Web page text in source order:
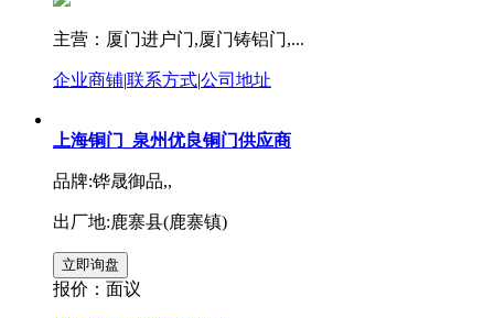
主营：厦门进户门,厦门铸铝门,...
企业商铺|联系方式|公司地址
上海铜门_泉州优良铜门供应商
品牌:铧晟御品,,
出厂地:鹿寨县(鹿寨镇)
报价： 面议